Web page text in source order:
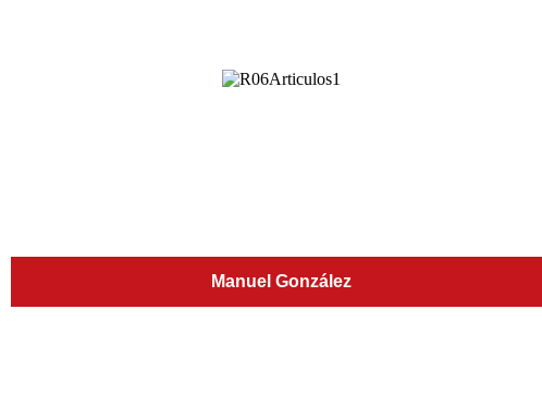
Manuel González